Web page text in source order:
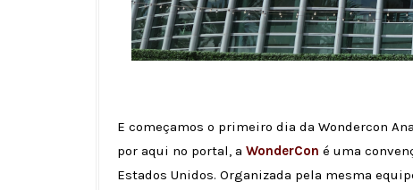
E começamos o primeiro dia da Wondercon
por aqui no portal, a WonderCon é uma
Estados Unidos. Organizada pela mesma